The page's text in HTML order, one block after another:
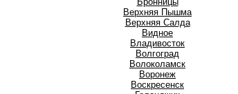
Верхняя Пышма
Верхняя Салда
Видное
Владивосток
Волгоград
Волоколамск
Воронеж
Воскресенск